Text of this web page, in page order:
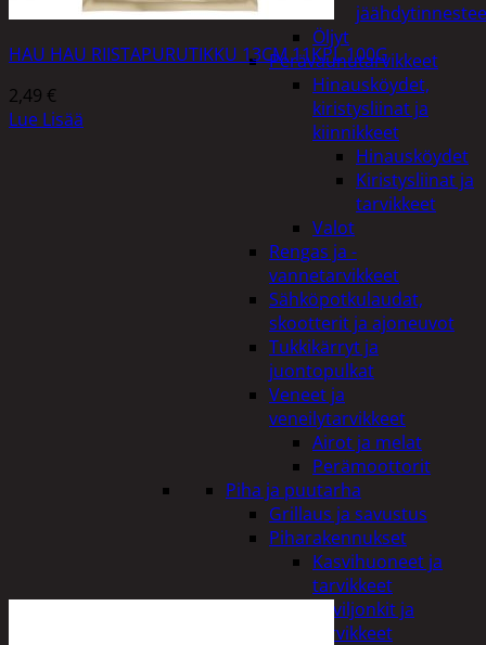
Öljyt
Perävaunutarvikkeet
Hinausköydet,
kiristysliinat ja
kiinnikkeet
Hinausköydet
Kiristysliinat ja
tarvikkeet
Valot
Rengas ja -
vannetarvikkeet
Sähköpotkulaudat,
skootterit ja ajoneuvot
Tukkikärryt ja
juontopulkat
Veneet ja
veneilytarvikkeet
Airot ja melat
Perämoottorit
Piha ja puutarha
Grillaus ja savustus
Piharakennukset
Kasvihuoneet ja
tarvikkeet
Paviljonkit ja
tarvikkeet
HAU HAU RIISTAPURUTIKKU 13CM 11KPL 100G
2,49 €
Lue Lisää